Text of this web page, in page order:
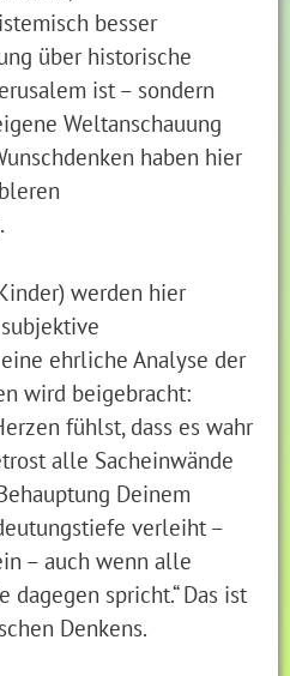
besser
über historische
ist – sondern
Weltanschauung
haben hier
werden hier
ehrliche Analyse der
wird beigebracht:
fühlst, dass es wahr
alle Sacheinwände
Deinem
verleiht –
– auch wenn alle
spricht.“ Das ist
Denkens.